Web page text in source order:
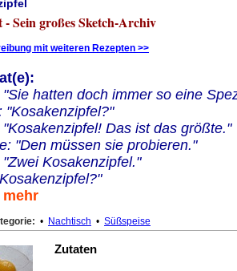
Sein großes Sketch-Archiv
mit weiteren Rezepten >>
"Sie hatten doch immer so eine
"Kosakenzipfel?"
"Kosakenzipfel! Das ist das größte."
"Den müssen sie probieren."
Kosakenzipfel."
mehr
• Nachtisch • Süßspeise
Zutaten